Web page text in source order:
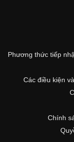
Phương thức tiếp
Các điều kiện
Chính